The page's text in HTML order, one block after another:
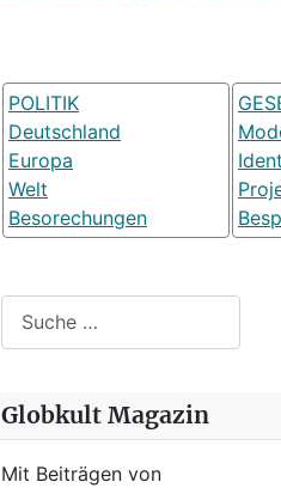
POLITIK
Deutschland
Europa
Welt
Besorechungen
Globkult Magazin
Mit Beiträgen von